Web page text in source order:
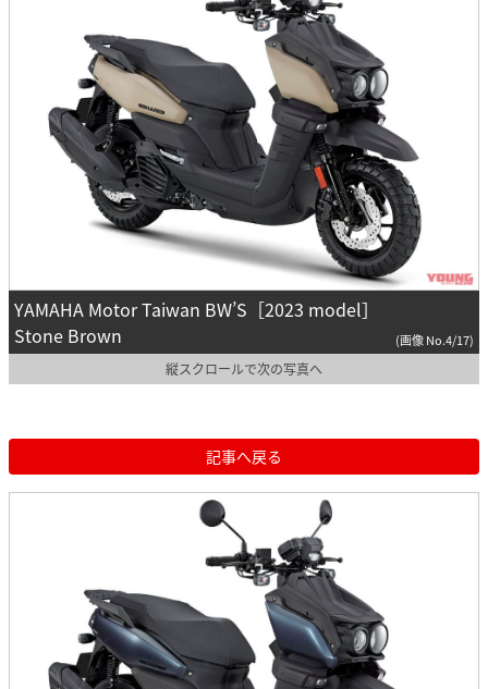
YAMAHA Motor Taiwan BW’S［2023 model］
Stone Brown
(画像 No.4/17)
縦スクロールで次の写真へ
記事へ戻る